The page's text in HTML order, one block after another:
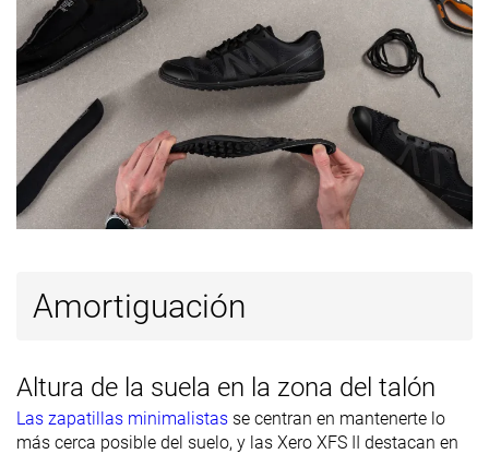
Estación
Todas las
estaciones
estaciones
estaciones
Removable
✓ ✓ ✓
Clasificación #330 11% inferior #299 20% inferior #162 Top 44%
Popularidad #205 45% inferior #333 10% inferior #70 Top 19%
Amortiguación
Altura de la suela en la zona del talón
Las zapatillas minimalistas se centran en mantenerte lo
más cerca posible del suelo, y las Xero XFS II destacan en